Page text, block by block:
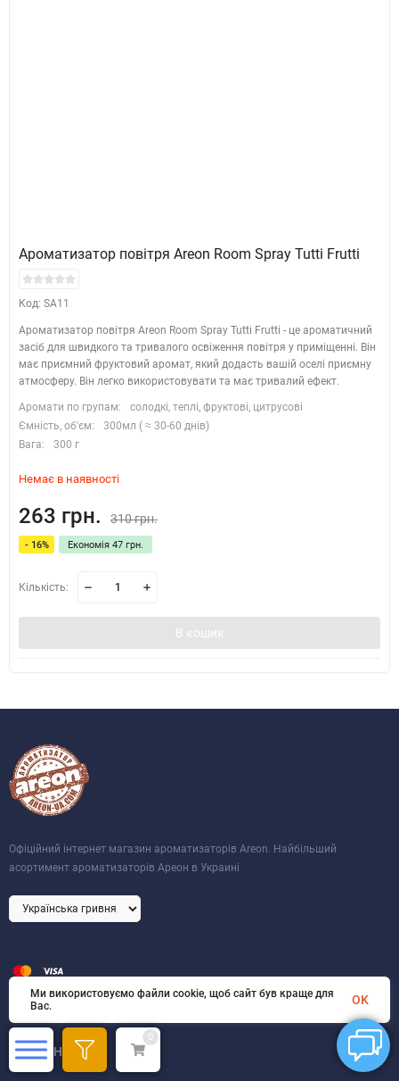
Ароматизатор повітря Areon Room Spray Tutti Frutti
Код: SA11
Ароматизатор повітря Areon Room Spray Tutti Frutti - це ароматичний
засіб для швидкого та тривалого освіження повітря у приміщенні. Він
має приємний фруктовий аромат, який додасть вашій оселі приємну
атмосферу. Він легко використовувати та має тривалий ефект.
Аромати по групам:
солодкі, теплі, фруктові, цитрусові
Ємність, об'єм:
300мл ( ≈ 30-60 днів)
Вага:
300 г
Немає в наявності
263 грн. 310 грн.
- 16% Економія 47 грн.
Кількість:
В кошик
Офіційний інтернет магазин ароматизаторів Areon. Найбільший
асортимент ароматизаторів Ареон в Украині
популярный запрос:
КОМПАНІЯ
0
Ми використовуємо файли cookie, щоб сайт був краще для
Вас.
OK